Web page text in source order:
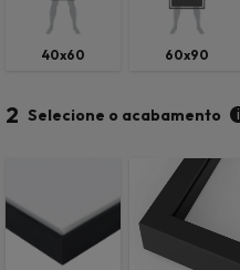
40x60 60x90
2 Selecione o acabamento i